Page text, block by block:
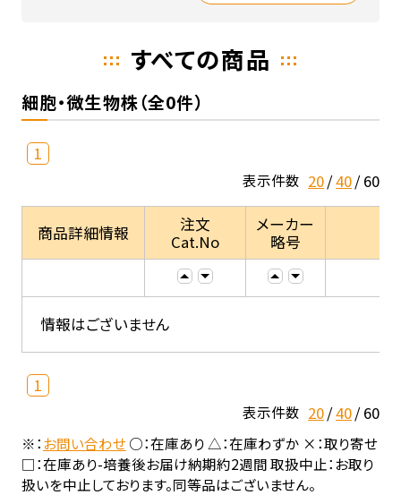
すべての商品
細胞・微生物株（全0件）
1
表示件数 20 40 60
商品詳細情報
注文
Cat.No
メーカー
略号
情報はございません
1
表示件数 20 40 60
※：お問い合わせ○：在庫あり △：在庫わずか ×：取り寄せ
□：在庫あり-培養後お届け納期約2週間 取扱中止：お取り
扱いを中止しております。同等品はございません。